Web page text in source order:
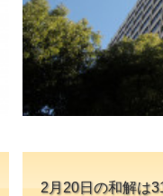
2月20日の和解は